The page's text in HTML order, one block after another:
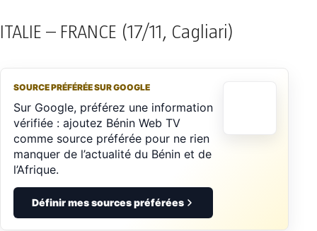
ITALIE – FRANCE (17/11, Cagliari)
SOURCE PRÉFÉRÉE SUR GOOGLE
Sur Google, préférez une information
vérifiée : ajoutez Bénin Web TV
comme source préférée pour ne rien
manquer de l’actualité du Bénin et de
l’Afrique.
Définir mes sources préférées